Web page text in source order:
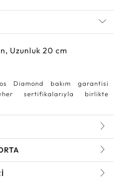
Uzunluk 20 cm
Diamond bakım garantisi
sertifikalarıyla birlikte